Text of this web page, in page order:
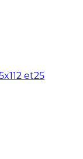
et25